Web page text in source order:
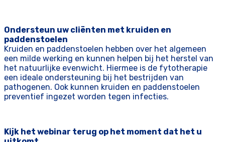
Ondersteun uw cliënten met kruiden en
paddenstoelen
Kruiden en paddenstoelen hebben over het algemeen
een milde werking en kunnen helpen bij het herstel van
het natuurlijke evenwicht. Hiermee is de fytotherapie
een ideale ondersteuning bij het bestrijden van
pathogenen. Ook kunnen kruiden en paddenstoelen
preventief ingezet worden tegen infecties.
Kijk het webinar terug op het moment dat het u